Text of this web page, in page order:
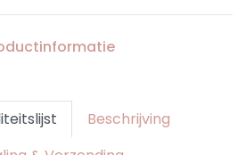
Beschrijving